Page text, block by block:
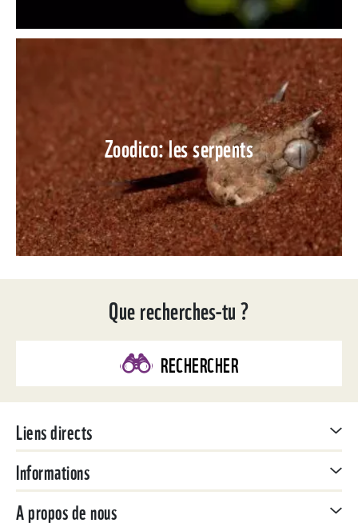
Zoodico: les serpents
Que recherches-tu ?
RECHERCHER
Liens directs
Informations
A propos de nous